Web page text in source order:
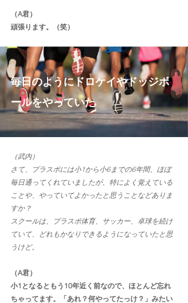
（A君）
頑張ります。（笑）
毎日のようにドロケイやドッジボ
ールをやっていた
（武内）
さて、プラスポには小1から小6までの6年間、ほぼ
毎日通ってくれていましたが、特によく覚えている
ことや、やっていてよかったと思うことなどありま
すか？
スクールは、プラスポ体育、サッカー、卓球を続け
ていて、どれもかなりできるようになっていたと思
うけど。
（A君）
小1となるともう10年近く前なので、ほとんど忘れ
ちゃってます。「あれ？何やってたっけ？」みたい